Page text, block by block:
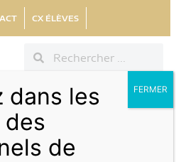
CX ÉLÈVES
dans les
de
FERMER